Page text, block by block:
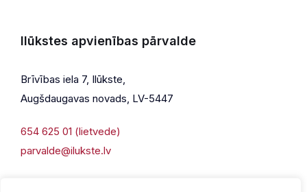
Ilūkstes apvienības pārvalde
Brīvības iela 7, Ilūkste,
Augšdaugavas novads, LV-5447
654 625 01 (lietvede)
parvalde@ilukste.lv